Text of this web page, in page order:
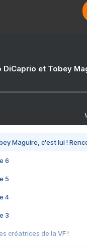
DiCaprio et Tobey
Maguire, c'est lui !
6
5
4
3
créatrices de la VF !